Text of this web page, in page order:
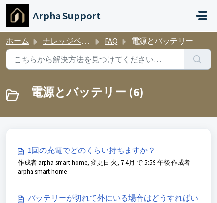
メインコンテンツに移動
Arpha Support
ホーム ナレッジベース FAQ 電源とバッテリー
電源とバッテリー (6)
1回の充電でどのくらい持ちますか？
作成者 arpha smart home, 変更日 火, 7 4月 で 5:59 午後 作成者
arpha smart home
バッテリーが切れて外にいる場合はどうすればい